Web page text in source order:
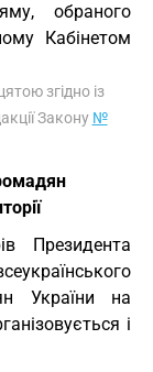
обраного
Кабінетом
згідно із
Закону №
Президента
України на
і